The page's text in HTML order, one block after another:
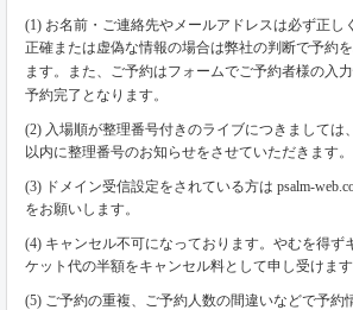
(1) お名前・ご連絡先やメールアドレスは必ず正し
正確または虚偽な情報の場合は弊社の判断で予約
ます。また、ご予約はフォームでご予約者様の入
予約完了となります。
(2) 入場順が整理番号付きのライブにつきましては
以内に整理番号のお知らせをさせていただきます。
(3) ドメイン受信設定をされている方は psalm-
をお願いします。
(4) キャンセル不可になっております。やむを得ず
ケット代の半額をキャンセル料として申し受けます
(5) ご予約の重複、ご予約人数の間違いなどで予約